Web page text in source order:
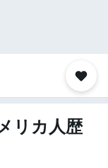
リカ人歴